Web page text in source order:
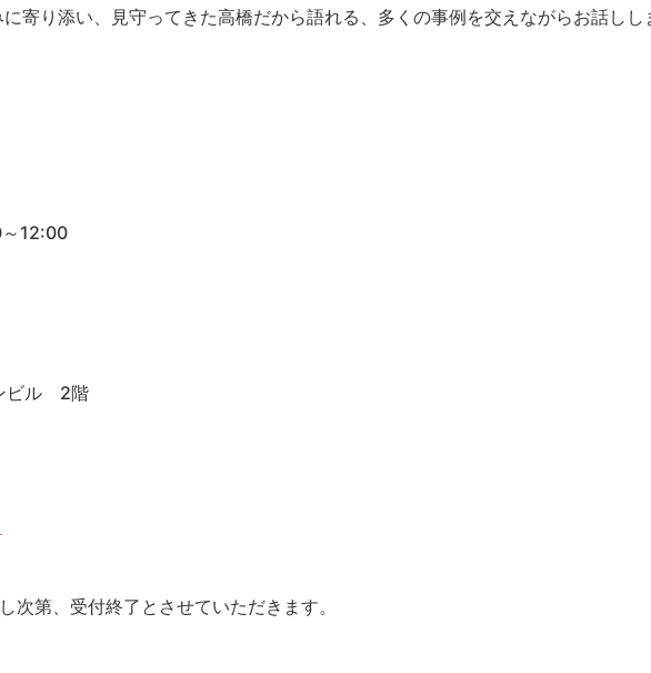
寄り添い、見守ってきた高橋だから語れる、多くの事例を交えながらお話しし
12:00
ビル 2階
第、受付終了とさせていただきます。